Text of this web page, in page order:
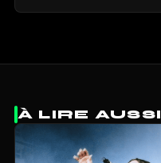
À LIRE AUSSI